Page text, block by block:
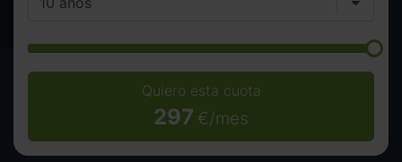
Quiero esta cuota
297 €/mes